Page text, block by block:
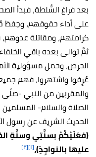
بعد فراغ السُّلطة، فبدأ
على أداء حقوقهم، وحِفظ
كرامتهم، ومقاتلة عدوهم،
ثمَّ توالى بعده باقي
الحرص، وحمل مسؤولية
عُرِفوا واشتهروا، فهم
والمقربين من النبي -صلّى
الصلاة والسلام-
الحديث الشريف عن رسول
(فعَلَيْكُمْ بسنَّتِي وسنَّةِ
عليها بالنواجِذِ)،[١] [٢]